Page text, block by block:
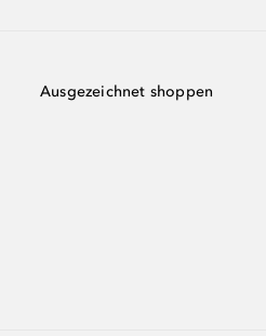
Ausgezeichnet shoppen